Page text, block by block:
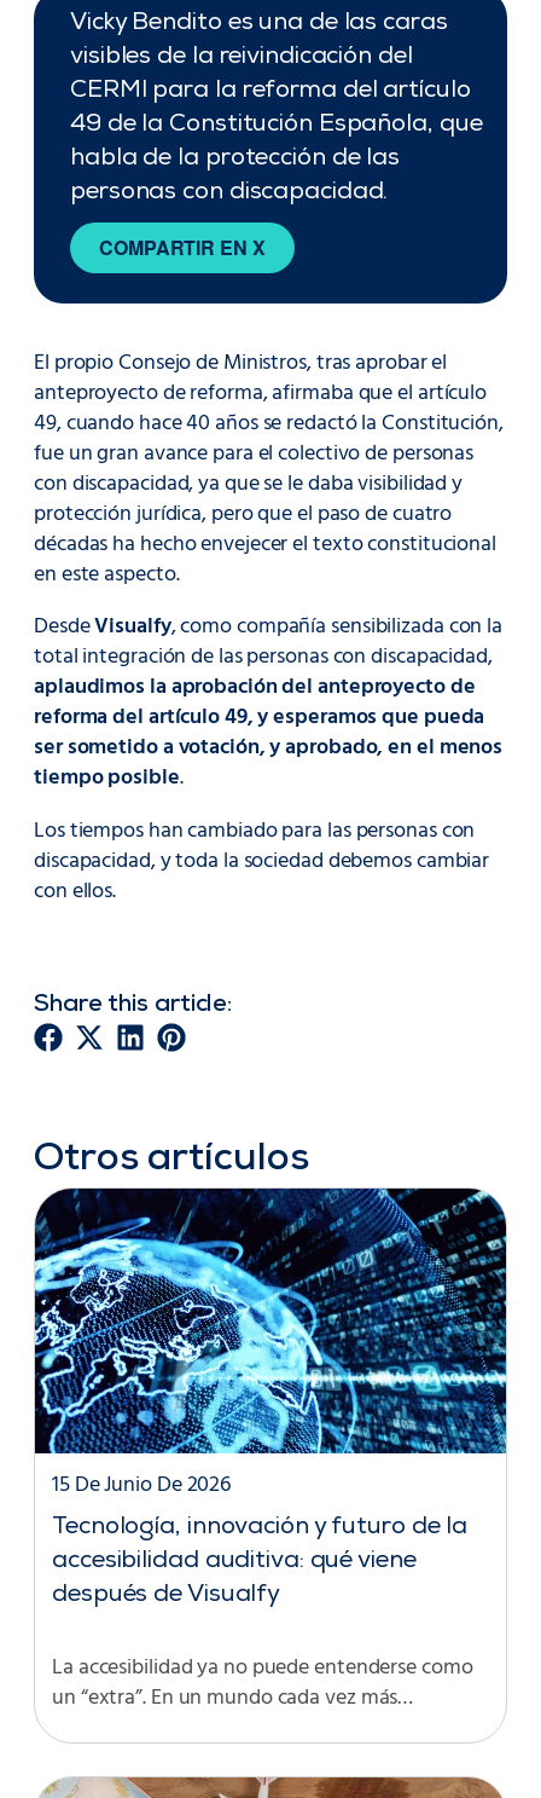
Vicky Bendito es una de las caras
visibles de la reivindicación del
CERMI para la reforma del artículo
49 de la Constitución Española, que
habla de la protección de las
personas con discapacidad.
COMPARTIR EN X
El propio Consejo de Ministros, tras aprobar el
anteproyecto de reforma, afirmaba que el artículo
49, cuando hace 40 años se redactó la Constitución,
fue un gran avance para el colectivo de personas
con discapacidad, ya que se le daba visibilidad y
protección jurídica, pero que el paso de cuatro
décadas ha hecho envejecer el texto constitucional
en este aspecto.
DesdeVisualfy, como compañía sensibilizada con la
total integración de las personas con discapacidad,
aplaudimos la aprobación del anteproyecto de
reforma del artículo 49, y esperamos que pueda
ser sometido a votación, y aprobado, en el menos
tiempo posible.
Los tiempos han cambiado para las personas con
discapacidad, y toda la sociedad debemos cambiar
con ellos.
Share this article:
Otros artículos
Tecnología, innovación y futuro de la
accesibilidad auditiva: qué viene
después de Visualfy
15 De Junio De 2026
La accesibilidad ya no puede entenderse como
un “extra”. En un mundo cada vez más…